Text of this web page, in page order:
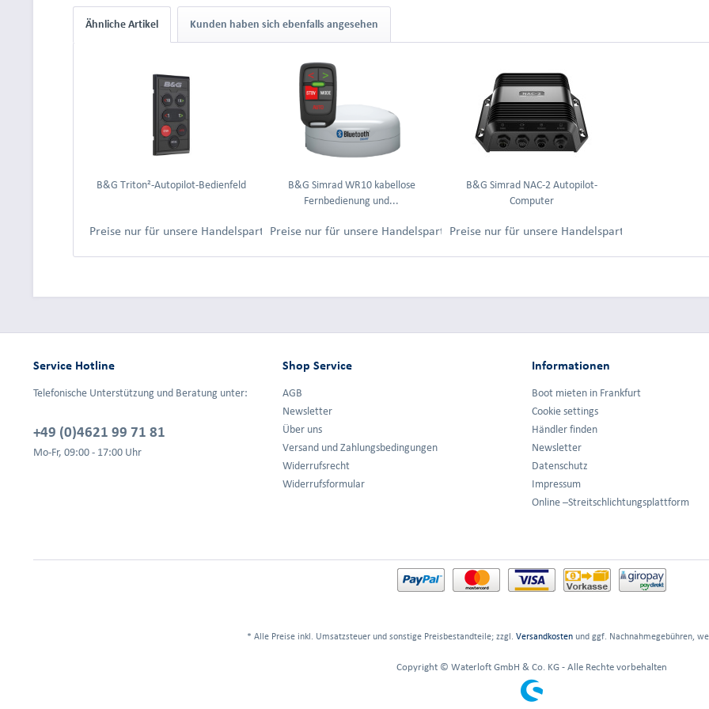
Ähnliche Artikel Kunden haben sich ebenfalls angesehen
B&G Triton²-Autopilot-Bedienfeld
Preise nur für unsere Handelspartner nach Anmeldung.
B&G Simrad WR10 kabellose
Fernbedienung und...
Preise nur für unsere Handelspartner nach Anmeldung.
B&G Simrad NAC-2 Autopilot-
Computer
Preise nur für unsere Handelspartner nach
Service Hotline
Telefonische Unterstützung und Beratung unter:
+49 (0)4621 99 71 81
Mo-Fr, 09:00 - 17:00 Uhr
Shop Service
AGB
Newsletter
Über uns
Versand und Zahlungsbedingungen
Widerrufsrecht
Widerrufsformular
Informationen
Boot mieten in Frankfurt
Cookie settings
Händler finden
Newsletter
Datenschutz
Impressum
Online –Streitschlichtungsplattform
* Alle Preise inkl. Umsatzsteuer und sonstige Preisbestandteile; zzgl. Versandkostenund ggf. Nachnahmegebühren,
Copyright © Waterloft GmbH & Co. KG - Alle Rechte vorbehalten